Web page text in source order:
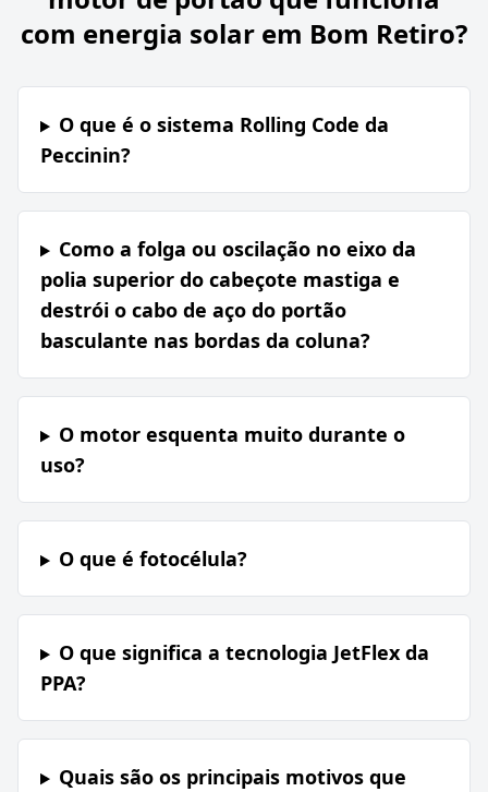
com energia solar em Bom Retiro?
O que é o sistema Rolling Code da
Peccinin?
Como a folga ou oscilação no eixo da
polia superior do cabeçote mastiga e
destrói o cabo de aço do portão
basculante nas bordas da coluna?
O motor esquenta muito durante o
uso?
O que é fotocélula?
O que significa a tecnologia JetFlex da
PPA?
Quais são os principais motivos que